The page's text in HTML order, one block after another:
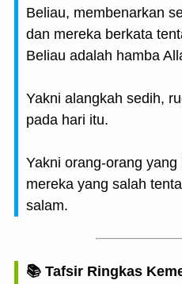
Beliau, membenarkan
dan mereka berkata
Beliau adalah hamba
Yakni alangkah sedih,
pada hari itu.
Yakni orang-orang
mereka yang salah
salam.
📚 Tafsir Ringkas